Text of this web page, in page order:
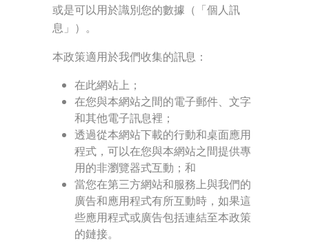
或是可以用於識別您的數據（「個人訊
息」）。
本政策適用於我們收集的訊息：
在此網站上；
在您與本網站之間的電子郵件、文字
和其他電子訊息裡；
透過從本網站下載的行動和桌面應用
程式，可以在您與本網站之間提供專
用的非瀏覽器式互動；和
當您在第三方網站和服務上與我們的
廣告和應用程式有所互動時，如果這
些應用程式或廣告包括連結至本政策
的鏈接。